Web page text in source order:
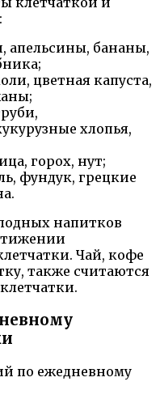
апельсины, бананы,
цветная капуста,
хлопья,
горох, нут;
фундук, грецкие
напитков
Чай, кофе
также считаются
по ежедневному